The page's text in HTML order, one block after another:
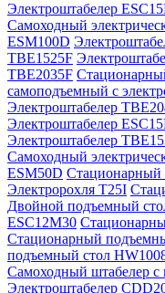
Электроштабелер
Самоходный
ESM100D
TBE1525F
TBE2035F
самоподъемный с
Электроштабелер
Электроштабелер
Электроштабелер
Самоходный
ESM50D Стационарный
Электророхля T25I
Двойной подъемный
ESC12M30
Стационарный
подъемный стол
Самоходный штабелер с
Электроштабелер